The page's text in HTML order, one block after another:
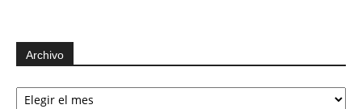
Archivo
Archivo